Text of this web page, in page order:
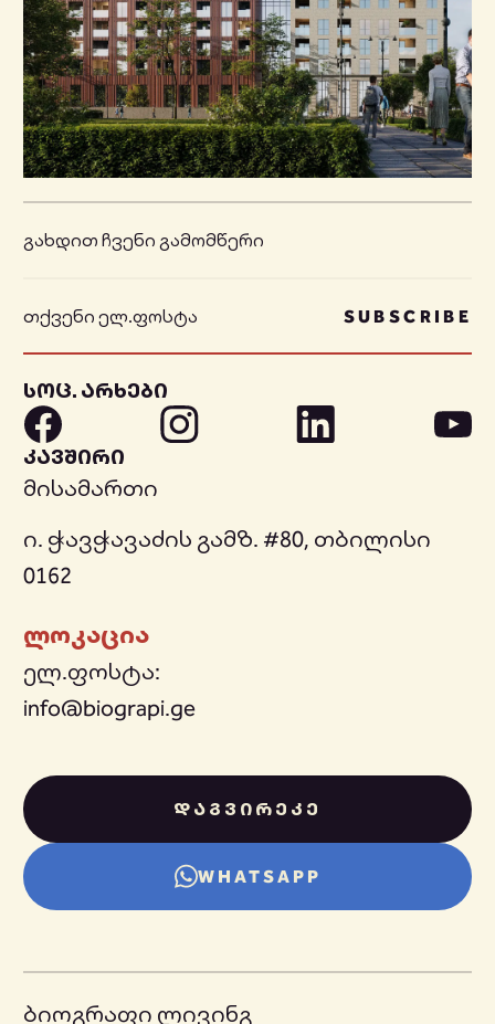
გახდით ჩვენი გამომწერი
SUBSCRIBE
სოც. არხები
კავშირი
მისამართი
ი. ჭავჭავაძის გამზ. #80, თბილისი
0162
ლოკაცია
ელ.ფოსტა:
info@biograpi.ge
ᲓᲐᲒᲕᲘᲠᲔᲙᲔ
WHATSAPP
ბიოგრაფი ლივინგ